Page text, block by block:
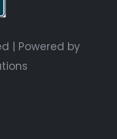
| Powered by